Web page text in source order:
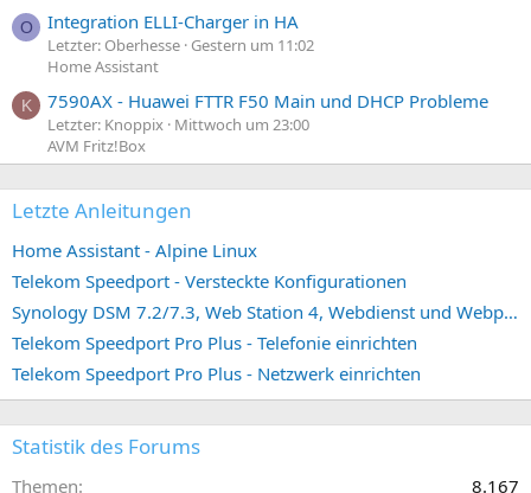
O Integration ELLI-Charger in HA
Letzter: Oberhesse Gestern um 11:02
Home Assistant
K 7590AX - Huawei FTTR F50 Main und DHCP Probleme
Letzter: Knoppix
Mittwoch um 23:00
AVM Fritz!Box
Letzte Anleitungen
Home Assistant - Alpine Linux
Telekom Speedport - Versteckte Konfigurationen
Synology DSM 7.2/7.3, Web Station 4, Webdienst und Webportal erstellen (ehemals vHost)
Telekom Speedport Pro Plus - Telefonie einrichten
Telekom Speedport Pro Plus - Netzwerk einrichten
Statistik des Forums
Themen
8.167